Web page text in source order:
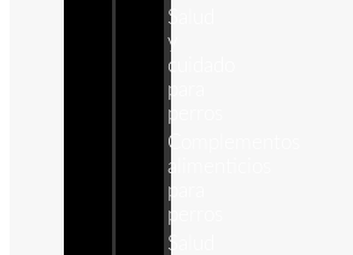
Salud
y
cuidado
para
perros
Complementos
alimenticios
para
perros
Salud